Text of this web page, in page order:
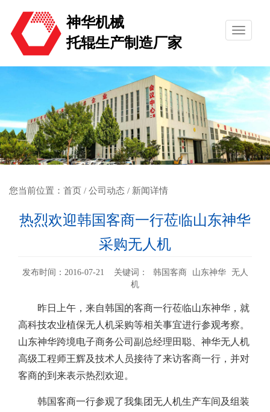
神华机械
托辊生产制造厂家
您当前位置： 首页 / 公司动态 / 新闻详情
热烈欢迎韩国客商一行莅临山东神华
采购无人机
发布时间：2016-07-21 关键词： 韩国客商 山东神华
无人
机
昨日上午，来自韩国的客商一行莅临山东神华，就
高科技农业植保无人机采购等相关事宜进行参观考察。
山东神华跨境电子商务公司副总经理田聪、神华无人机
高级工程师王辉及技术人员接待了来访客商一行，并对
客商的到来表示热烈欢迎。
韩国客商一行参观了我集团无人机生产车间及组装